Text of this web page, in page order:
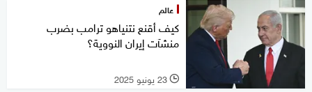
عالم
كيف أقنع نتنياهو ترامب بضرب
منشآت إيران النووية؟
l 23 يونيو 2025